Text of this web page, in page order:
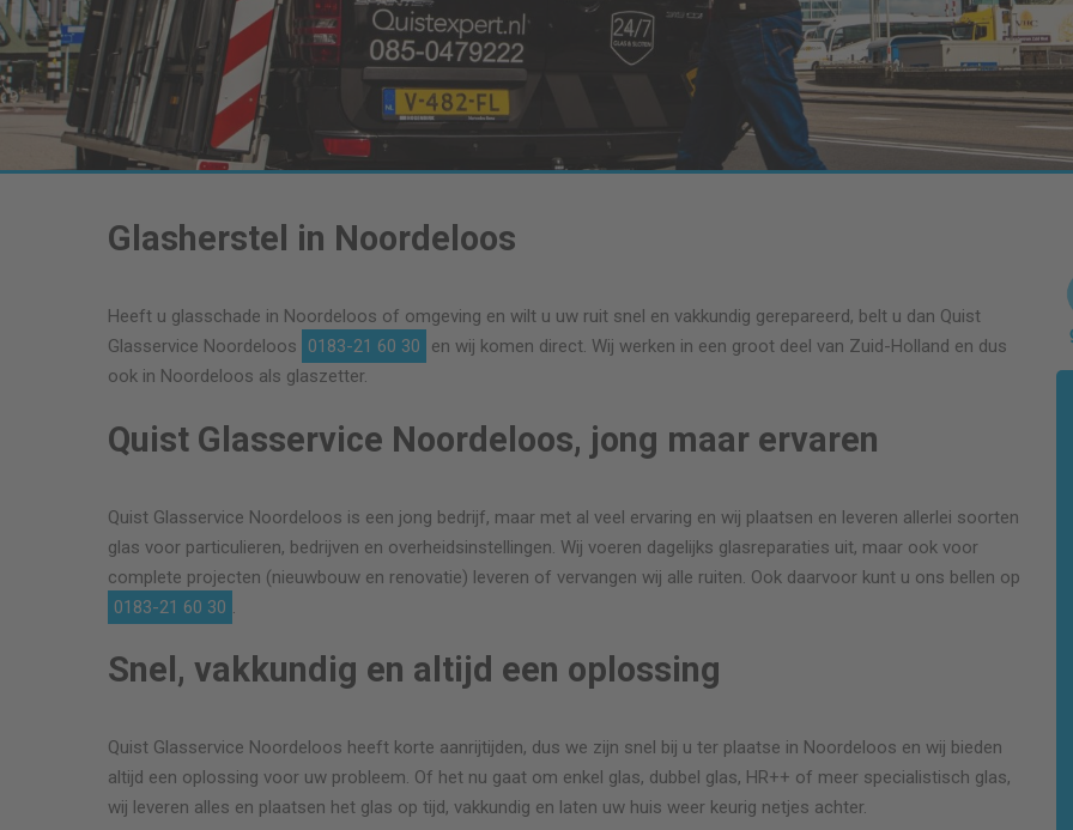
Glasherstel in Noordeloos
Heeft u glasschade in Noordeloos of omgeving en wilt u uw ruit snel en vakkundig gerepareerd, belt u dan Quist
Glasservice Noordeloos
0183-21 60 30
en wij komen direct. Wij werken in een groot deel van Zuid-Holland en dus
ook in Noordeloos als glaszetter.
Quist Glasservice Noordeloos, jong maar ervaren
Quist Glasservice Noordeloos is een jong bedrijf, maar met al veel ervaring en wij plaatsen en leveren allerlei soorten
glas voor particulieren, bedrijven en overheidsinstellingen. Wij voeren dagelijks glasreparaties uit, maar ook voor
complete projecten (nieuwbouw en renovatie) leveren of vervangen wij alle ruiten. Ook daarvoor kunt u ons bellen op
0183-21 60 30 .
Snel, vakkundig en altijd een oplossing
Quist Glasservice Noordeloos heeft korte aanrijtijden, dus we zijn snel bij u ter plaatse in Noordeloos en wij bieden
altijd een oplossing voor uw probleem. Of het nu gaat om enkel glas, dubbel glas, HR++ of meer specialistisch glas,
wij leveren alles en plaatsen het glas op tijd, vakkundig en laten uw huis weer keurig netjes achter.